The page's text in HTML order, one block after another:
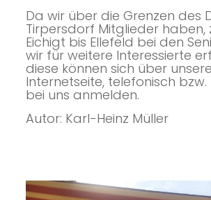
Da wir über die Grenzen des
Tirpersdorf Mitglieder haben,
Eichigt bis Ellefeld bei den
wir für weitere Interessierte
diese können sich über unsere
Internetseite, telefonisch
bei uns anmelden.
Autor: Karl-Heinz Müller